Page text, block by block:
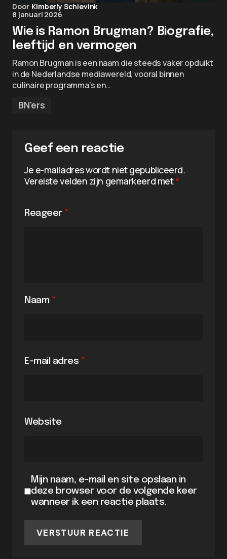
Door Kimberly Schievink
8 januari 2026
Wie is Ramon Brugman? Biografie,
leeftijd en vermogen
Ramon Brugman is een naam die steeds vaker opduikt
in de Nederlandse mediawereld, vooral binnen
culinaire programma’s en…
BN'ers
Geef een reactie
Je e-mailadres wordt niet gepubliceerd.
Vereiste velden zijn gemarkeerd met*
Reageer *
Naam *
E-mail adres *
Website
Mijn naam, e-mail en site opslaan in
deze browser voor de volgende keer
wanneer ik een reactie plaats.
VERSTUUR REACTIE